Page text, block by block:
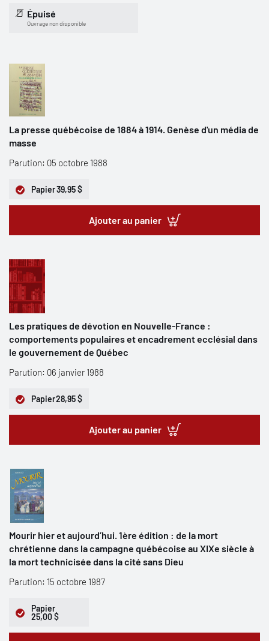
Épuisé
Ouvrage non disponible
La presse québécoise de 1884 à 1914. Genèse d'un média de
masse
Parution: 05 octobre 1988
Papier39,95 $
Ajouter au panier
Les pratiques de dévotion en Nouvelle-France :
comportements populaires et encadrement ecclésial dans
le gouvernement de Québec
Parution: 06 janvier 1988
Papier28,95 $
Ajouter au panier
Mourir hier et aujourd’hui. 1ère édition : de la mort
chrétienne dans la campagne québécoise au XIXe siècle à
la mort technicisée dans la cité sans Dieu
Parution: 15 octobre 1987
Papier
25,00 $